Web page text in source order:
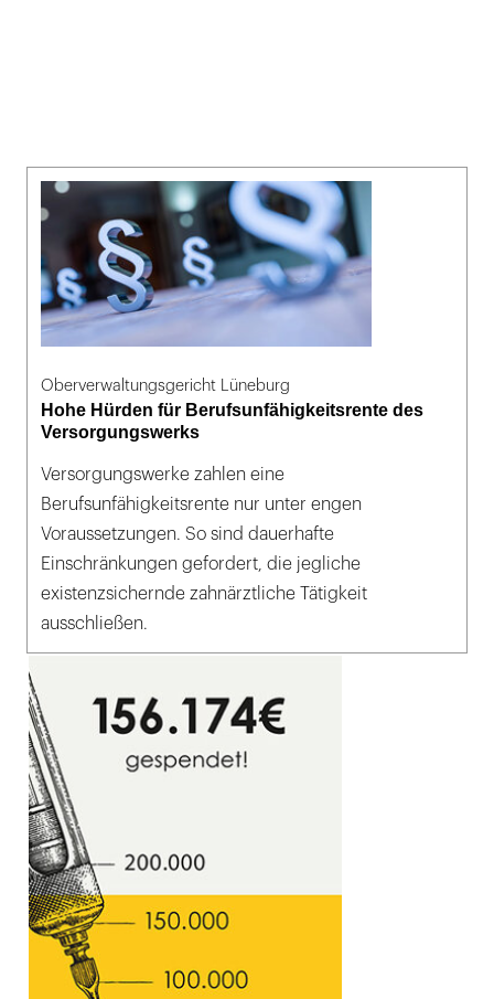
Oberverwaltungsgericht Lüneburg
Hohe Hürden für Berufsunfähigkeitsrente des
Versorgungswerks
Versorgungswerke zahlen eine
Berufsunfähigkeitsrente nur unter engen
Voraussetzungen. So sind dauerhafte
Einschränkungen gefordert, die jegliche
existenzsichernde zahnärztliche Tätigkeit
ausschließen.